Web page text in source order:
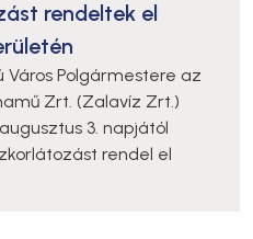
rendeltek el
Polgármestere az
Zrt. (Zalavíz Zrt.)
3. napjától
rendel el